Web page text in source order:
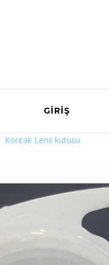
GIRIŞ
Kontak Lens kutusu